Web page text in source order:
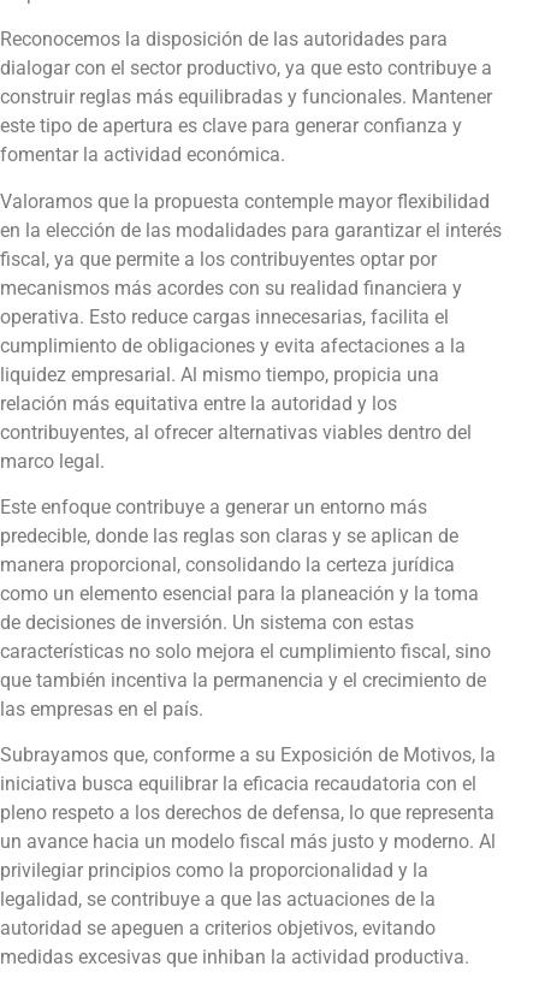
Reconocemos la disposición de las autoridades para
dialogar con el sector productivo, ya que esto contribuye a
construir reglas más equilibradas y funcionales. Mantener
este tipo de apertura es clave para generar confianza y
fomentar la actividad económica.
Valoramos que la propuesta contemple mayor flexibilidad
en la elección de las modalidades para garantizar el interés
fiscal, ya que permite a los contribuyentes optar por
mecanismos más acordes con su realidad financiera y
operativa. Esto reduce cargas innecesarias, facilita el
cumplimiento de obligaciones y evita afectaciones a la
liquidez empresarial. Al mismo tiempo, propicia una
relación más equitativa entre la autoridad y los
contribuyentes, al ofrecer alternativas viables dentro del
marco legal.
Este enfoque contribuye a generar un entorno más
predecible, donde las reglas son claras y se aplican de
manera proporcional, consolidando la certeza jurídica
como un elemento esencial para la planeación y la toma
de decisiones de inversión. Un sistema con estas
características no solo mejora el cumplimiento fiscal, sino
que también incentiva la permanencia y el crecimiento de
las empresas en el país.
Subrayamos que, conforme a su Exposición de Motivos, la
iniciativa busca equilibrar la eficacia recaudatoria con el
pleno respeto a los derechos de defensa, lo que representa
un avance hacia un modelo fiscal más justo y moderno. Al
privilegiar principios como la proporcionalidad y la
legalidad, se contribuye a que las actuaciones de la
autoridad se apeguen a criterios objetivos, evitando
medidas excesivas que inhiban la actividad productiva.